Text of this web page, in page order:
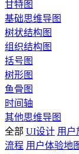
甘特图
基础思维导图
树状结构图
组织结构图
括号图
树形图
鱼骨图
时间轴
其他思维导图
全部 UI设计 用户
流程 用户体验地